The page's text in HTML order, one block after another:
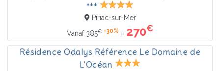
***
Piriac-sur-Mer
Vanaf385€ -30% = 270€
Résidence Odalys Référence Le Domaine de
L'Océan